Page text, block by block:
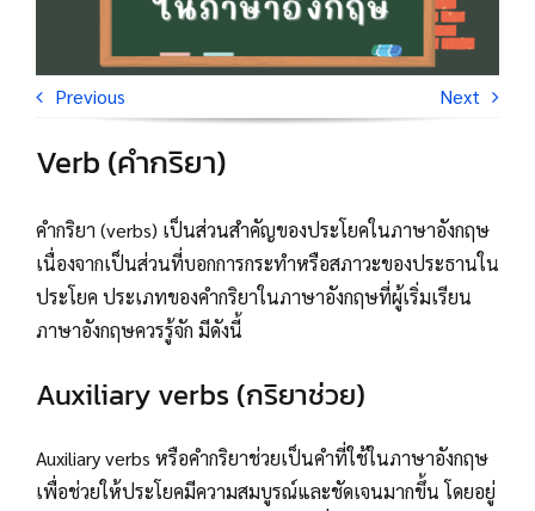
Previous Next
Verb (คำกริยา)
คำกริยา (verbs) เป็นส่วนสำคัญของประโยคในภาษาอังกฤษ
เนื่องจากเป็นส่วนที่บอกการกระทำหรือสภาวะของประธานใน
ประโยค ประเภทของคำกริยาในภาษาอังกฤษที่ผู้เริ่มเรียน
ภาษาอังกฤษควรรู้จัก มีดังนี้
Auxiliary verbs (กริยาช่วย)
Auxiliary verbs หรือคำกริยาช่วยเป็นคำที่ใช้ในภาษาอังกฤษ
เพื่อช่วยให้ประโยคมีความสมบูรณ์และชัดเจนมากขึ้น โดยอยู่